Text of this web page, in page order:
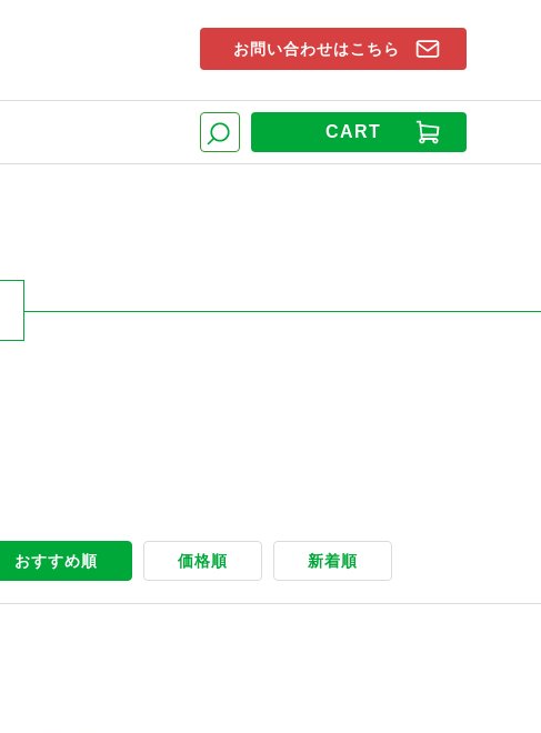
CART
お問い合わせはこちら
おすすめ順 価格順 新着順